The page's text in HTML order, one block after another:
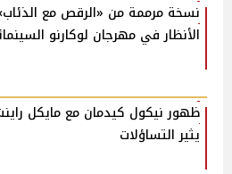
نسخة مرممة من «الرقص مع
الأنظار في مهرجان لوكارنو
ظهور نيكول كيدمان مع مايكل
يثير التساؤلات